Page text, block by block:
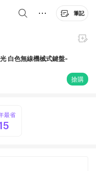
筆記
白色無線機械式鍵盤-
搶購
最省